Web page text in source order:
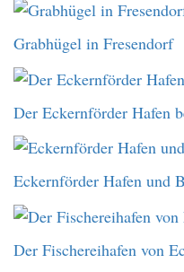
Grabhügel in Fresendorf
Der Eckernförder Hafen
Eckernförder Hafen und
Der Fischereihafen von